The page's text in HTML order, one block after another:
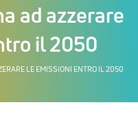
ad azzerare
il 2050
LE EMISSIONI ENTRO IL 2050